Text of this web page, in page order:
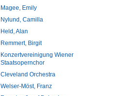
Magee, Emily
Nylund, Camilla
Held, Alan
Remmert, Birgit
Konzertvereinigung Wiener
Staatsopernchor
Cleveland Orchestra
Welser-Möst, Franz